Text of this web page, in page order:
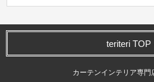
teriteri TOP
カーテンインテリア専門